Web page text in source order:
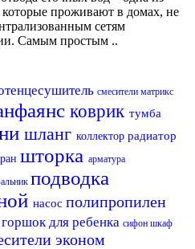
проживают в домах, не
сетям
Самым простым ..
смесители матрикс
коврик тумба
шланг коллектор радиатор
шторка арматура
подводка
насос полипропилен
горшок для ребенка сифон шкаф
эконом